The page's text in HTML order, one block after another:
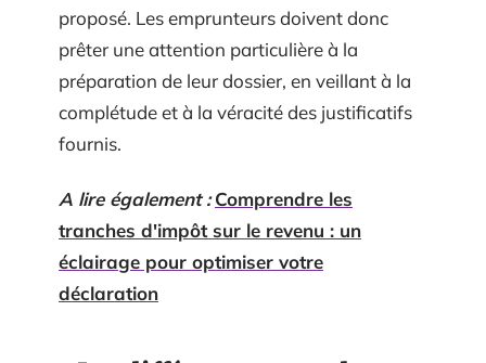
proposé. Les emprunteurs doivent donc
prêter une attention particulière à la
préparation de leur dossier, en veillant à la
complétude et à la véracité des justificatifs
fournis.
A lire également : Comprendre les
tranches d'impôt sur le revenu : un
éclairage pour optimiser votre
déclaration